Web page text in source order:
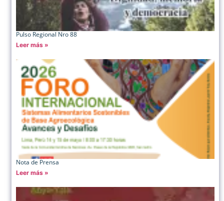
Pulso Regional Nro 88
Leer más »
Nota de Prensa
Leer más »